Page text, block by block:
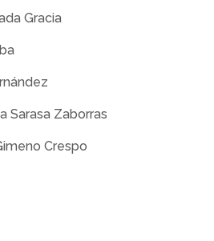
Gracia
Sarasa Zaborras
Crespo